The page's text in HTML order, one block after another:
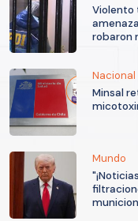
Violento
robaron
Nacional
Minsal
Mundo